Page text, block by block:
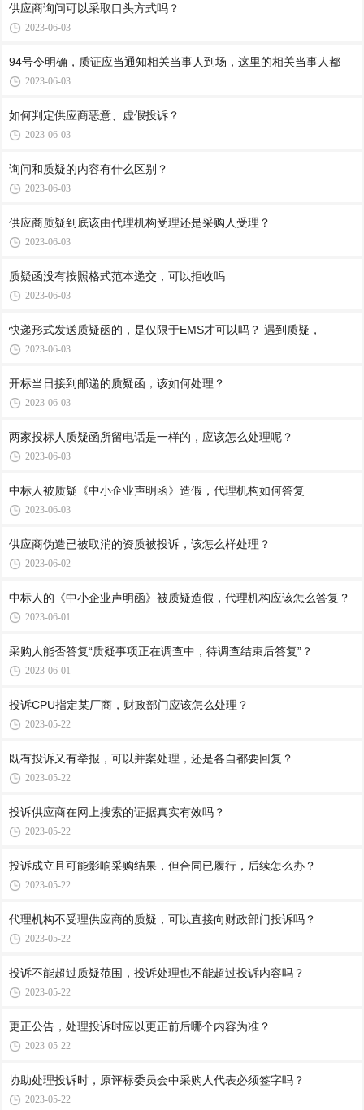
供应商询问可以采取口头方式吗？
2023-06-03
94号令明确，质证应当通知相关当事人到场，这里的相关当事人都
2023-06-03
如何判定供应商恶意、虚假投诉？
2023-06-03
询问和质疑的内容有什么区别？
2023-06-03
供应商质疑到底该由代理机构受理还是采购人受理？
2023-06-03
质疑函没有按照格式范本递交，可以拒收吗
2023-06-03
快递形式发送质疑函的，是仅限于EMS才可以吗？ 遇到质疑，
2023-06-03
开标当日接到邮递的质疑函，该如何处理？
2023-06-03
两家投标人质疑函所留电话是一样的，应该怎么处理呢？
2023-06-03
中标人被质疑《中小企业声明函》造假，代理机构如何答复
2023-06-03
供应商伪造已被取消的资质被投诉，该怎么样处理？
2023-06-02
中标人的《中小企业声明函》被质疑造假，代理机构应该怎么答复？
2023-06-01
采购人能否答复“质疑事项正在调查中，待调查结束后答复”？
2023-06-01
投诉CPU指定某厂商，财政部门应该怎么处理？
2023-05-22
既有投诉又有举报，可以并案处理，还是各自都要回复？
2023-05-22
投诉供应商在网上搜索的证据真实有效吗？
2023-05-22
投诉成立且可能影响采购结果，但合同已履行，后续怎么办？
2023-05-22
代理机构不受理供应商的质疑，可以直接向财政部门投诉吗？
2023-05-22
投诉不能超过质疑范围，投诉处理也不能超过投诉内容吗？
2023-05-22
更正公告，处理投诉时应以更正前后哪个内容为准？
2023-05-22
协助处理投诉时，原评标委员会中采购人代表必须签字吗？
2023-05-22